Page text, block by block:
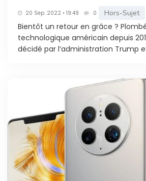
20 Sep. 2022 • 19:49 0 Hors-Sujet
Bientôt un retour en grâce ?
technologique américain depuis
décidé par l’administration Trump